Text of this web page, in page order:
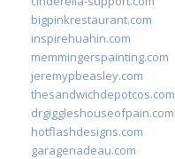
bigpinkrestaurant.com
inspirehuahin.com
memmingerspainting.com
jeremypbeasley.com
thesandwichdepotcos.com
drgiggleshouseofpain.com
hotflashdesigns.com
garagenadeau.com